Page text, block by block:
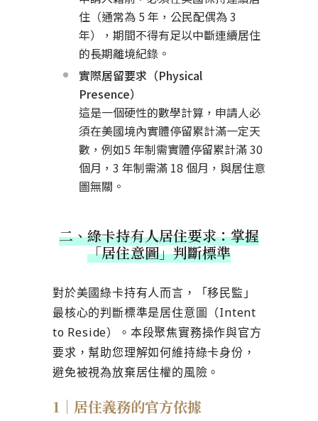
住（通常為 5 年，公民配偶為 3
年），期間不得有足以中斷連續居住
的長期離境紀錄。
實際居留要求（Physical
Presence）
這是一個硬性的數學計算，申請人必
須在美國境內實體停留累計滿一定天
數，例如5 年制需實體停留累計滿 30
個月，3 年制需滿 18 個月，與居住意
圖無關。
二、綠卡持有人居住要求：掌握
「居住意圖」判斷標準
對於美國綠卡持有人而言，「移民監」
最核心的判斷標準是居住意圖（Intent
to Reside）。本段聚焦實務操作與官方
要求，幫助您理解如何維持綠卡身份，
避免被視為放棄居住權的風險。
1｜居住義務的官方依據